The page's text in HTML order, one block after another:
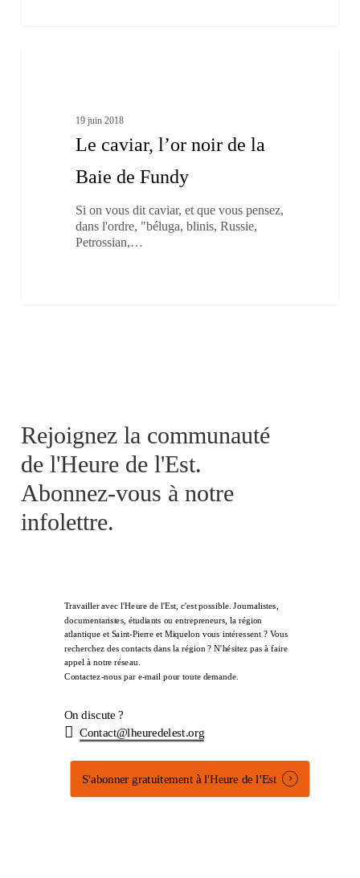
19 juin 2018
Le caviar, l’or noir de la
Baie de Fundy
Si on vous dit caviar, et que vous pensez,
dans l'ordre, "béluga, blinis, Russie,
Petrossian,…
Rejoignez la communauté
de l'Heure de l'Est.
Abonnez-vous à notre
infolettre.
Travailler avec l'Heure de l'Est, c'est possible. Journalistes,
documentaristes, étudiants ou entrepreneurs, la région
atlantique et Saint-Pierre et Miquelon vous intéressent ? Vous
recherchez des contacts dans la région ? N'hésitez pas à faire
appel à notre réseau.
Contactez-nous par e-mail pour toute demande.
On discute ?
Contact@lheuredelest.org
S'abonner gratuitement à l'Heure de l'Est